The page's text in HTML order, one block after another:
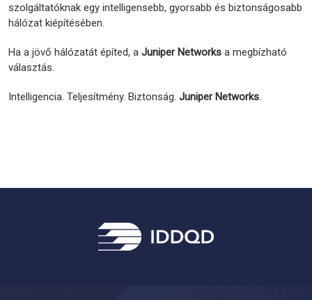
szolgáltatóknak egy intelligensebb, gyorsabb és biztonságosabb
hálózat kiépítésében.
Ha a jövő hálózatát építed, a Juniper Networks a megbízható
választás.
Intelligencia. Teljesítmény. Biztonság. Juniper Networks.